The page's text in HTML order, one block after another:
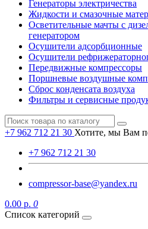
Генераторы электричества
Жидкости и смазочные
Осветительные мачты с
генератором
Осушители адсорбционные
Осушители
Передвижные компрессоры
Поршневые воздушные
Сброс конденсата воздуха
Фильтры и сервисные
+7 962 712 21 30 Хотите, мы Вам
+7 962 712 21 30
compressor-base@yandex.ru
0.00 р. 0
Список категорий